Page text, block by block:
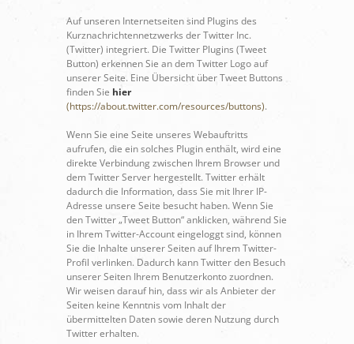
Auf unseren Internetseiten sind Plugins des
Kurznachrichtennetzwerks der Twitter Inc.
(Twitter) integriert. Die Twitter Plugins (Tweet
Button) erkennen Sie an dem Twitter Logo auf
unserer Seite. Eine Übersicht über Tweet Buttons
finden Sie hier
(https://about.twitter.com/resources/buttons).
Wenn Sie eine Seite unseres Webauftritts
aufrufen, die ein solches Plugin enthält, wird eine
direkte Verbindung zwischen Ihrem Browser und
dem Twitter Server hergestellt. Twitter erhält
dadurch die Information, dass Sie mit Ihrer IP-
Adresse unsere Seite besucht haben. Wenn Sie
den Twitter „Tweet Button“ anklicken, während Sie
in Ihrem Twitter-Account eingeloggt sind, können
Sie die Inhalte unserer Seiten auf Ihrem Twitter-
Profil verlinken. Dadurch kann Twitter den Besuch
unserer Seiten Ihrem Benutzerkonto zuordnen.
Wir weisen darauf hin, dass wir als Anbieter der
Seiten keine Kenntnis vom Inhalt der
übermittelten Daten sowie deren Nutzung durch
Twitter erhalten.